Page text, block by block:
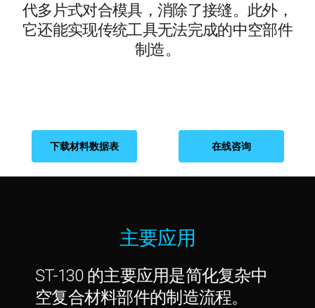
代多片式对合模具，消除了接缝。此外，
它还能实现传统工具无法完成的中空部件
制造。
下载材料数据表 在线咨询
主要应用
ST-130 的主要应用是简化复杂中
空复合材料部件的制造流程。